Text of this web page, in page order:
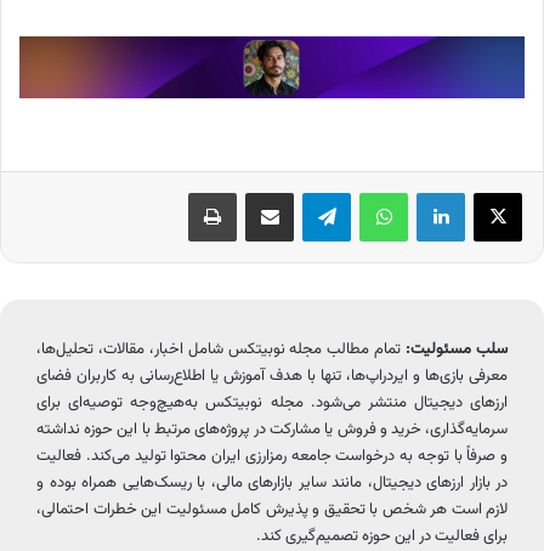
X لینکدین واتس آپ تلگرام اشتراک گذاری از طریق ایمیل چاپ
سلب مسئولیت: تمام مطالب مجله نوبیتکس شامل اخبار، مقالات، تحلیل‌ها،
معرفی بازی‌ها و ایردراپ‌ها، تنها با هدف آموزش یا اطلاع‌رسانی به کاربران فضای
ارزهای دیجیتال منتشر می‌شود. مجله نوبیتکس به‌هیچ‌وجه توصیه‌ای برای
سرمایه‌گذاری، خرید و فروش یا مشارکت در پروژه‌های مرتبط با این حوزه نداشته
و صرفاً با توجه به درخواست جامعه رمزارزی ایران محتوا تولید می‌کند. فعالیت
در بازار ارزهای دیجیتال، مانند سایر بازارهای مالی، با ریسک‌هایی همراه بوده و
لازم است هر شخص با تحقیق و پذیرش کامل مسئولیت این خطرات احتمالی،
برای فعالیت در این حوزه تصمیم‌گیری کند.